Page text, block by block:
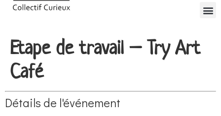
Etape de travail – Try Art
Café
Détails de l'événement